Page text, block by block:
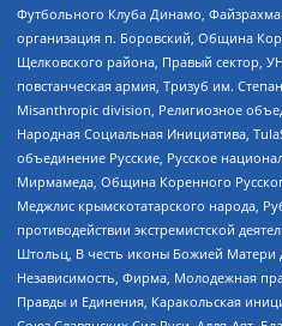
Футбольного Клуба Динамо,
организация п. Боровский, Община
Щелковского района, Правый сектор,
повстанческая армия, Тризуб им.
Misanthropic division, Религиозное
Народная Социальная Инициатива,
объединение Русские, Русское
Мирмамеда, Община Коренного
Меджлис крымскотатарского народа,
противодействии экстремистской
Штольц, В честь иконы Божией Матери
Независимость, Фирма, Молодежная
Правды и Единения, Каракольская